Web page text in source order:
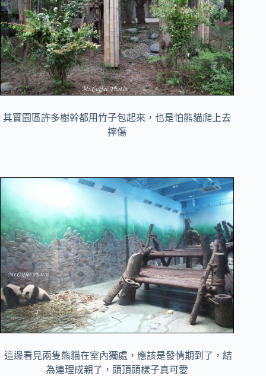
其實園區許多樹幹都用竹子包起來，也是怕熊貓爬上去
摔傷
這邊看見兩隻熊貓在室內獨處，應該是發情期到了，結
為連理成親了，頭頂頭樣子真可愛